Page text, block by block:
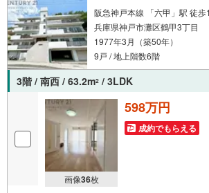
阪急神戸本線 「六甲」駅 徒歩
兵庫県神戸市灘区鶴甲3丁目
1977年3月（築50年）
9戸 / 地上階数6階
3階 / 南西 / 63.2m2 / 3LDK
画像36枚
598万円
成約でもらえる